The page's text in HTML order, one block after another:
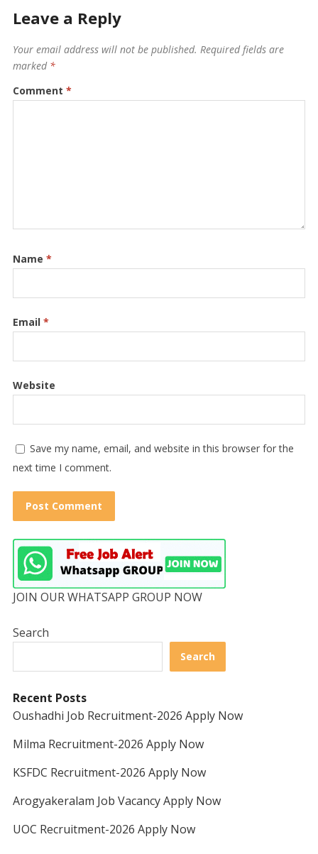
Leave a Reply
Your email address will not be published. Required fields are
marked *
Comment *
Name *
Email *
Website
Save my name, email, and website in this browser for the
next time I comment.
JOIN OUR WHATSAPP GROUP NOW
Search
Search
Recent Posts
Oushadhi Job Recruitment-2026 Apply Now
Milma Recruitment-2026 Apply Now
KSFDC Recruitment-2026 Apply Now
Arogyakeralam Job Vacancy Apply Now
UOC Recruitment-2026 Apply Now